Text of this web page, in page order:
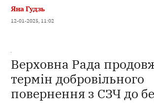
Яна Гудзь
12-01-2025, 11:02
Верховна Рада
термін добровільного
повернення з СЗЧ до